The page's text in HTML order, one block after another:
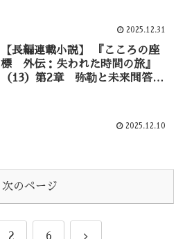
2025.12.31
【長編連載小説】 『こころの座
標 外伝：失われた時間の旅』
（13）第2章 弥勒と未来問答
2025.12.10
次のページ
2 6 次